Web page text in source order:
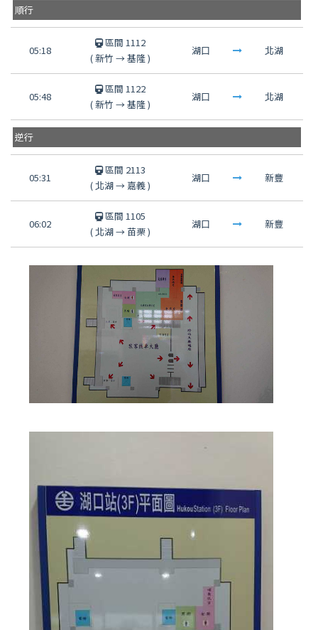
順行
05:18
區間 1112
(新竹 →基隆)
湖口 北湖
05:48
區間 1122
(新竹 →基隆)
湖口 北湖
逆行
05:31
區間 2113
(北湖→ 嘉義)
湖口 新豐
06:02
區間 1105
(北湖→苗栗)
湖口 新豐